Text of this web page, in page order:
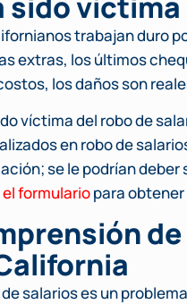
trabajan duro
extras, los últimos
los daños son
víctima del robo de
en robo de
se le podrían
formulariopara
de salarios es un